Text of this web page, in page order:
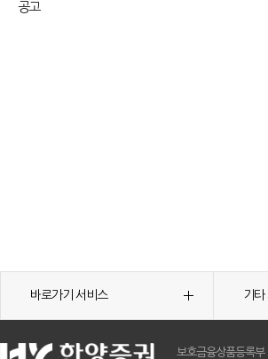
공고
바로가기 서비스 기타
보호금융상품등록부